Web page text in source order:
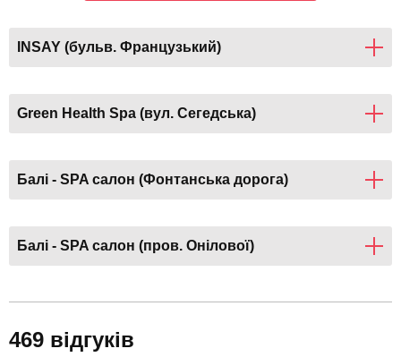
INSAY (бульв. Французький)
Green Health Spa (вул. Сегедська)
Балі - SPA салон (Фонтанська дорога)
Балі - SPA салон (пров. Онілової)
469 відгуків